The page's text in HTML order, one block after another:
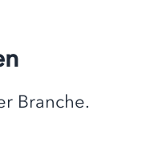
Branche.